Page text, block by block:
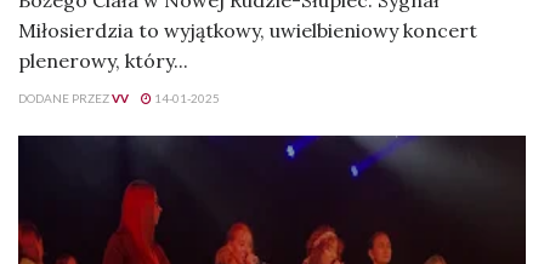
Miłosierdzia to wyjątkowy, uwielbieniowy koncert
plenerowy, który...
DODANE PRZEZVV 14-01-2025